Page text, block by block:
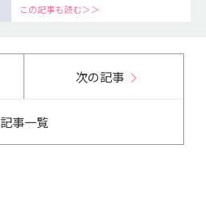
この記事も読む＞＞
次の記事
記事一覧